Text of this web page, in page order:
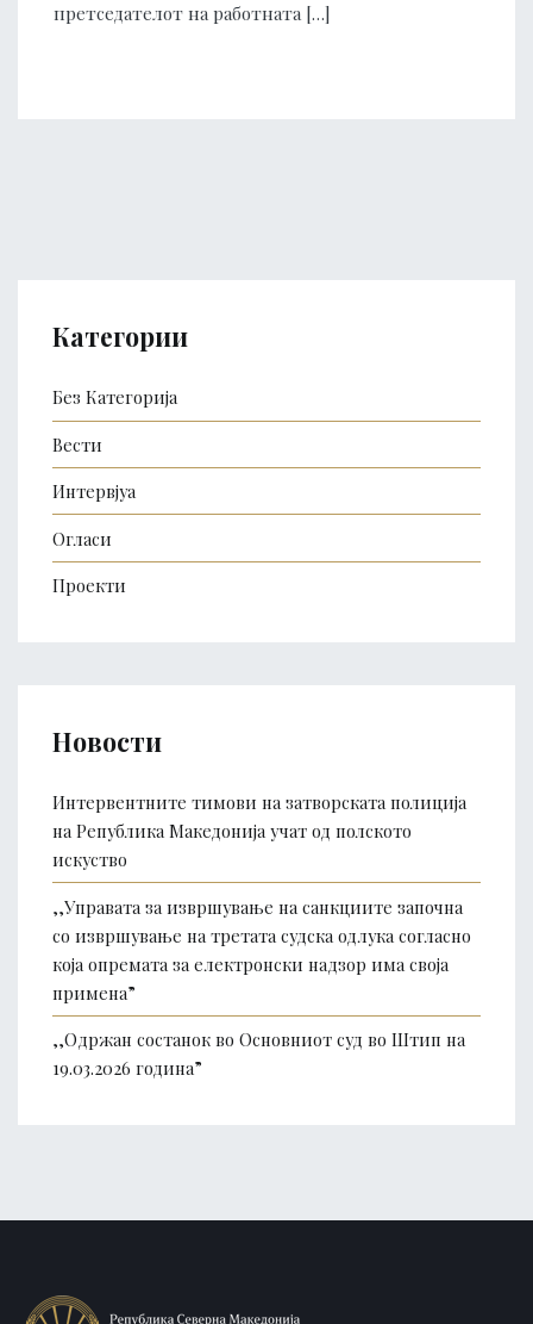
претседателот на работната […]
Категории
Без Категорија
Вести
Интервјуа
Огласи
Проекти
Новости
Интервентните тимови на затворската полиција
на Република Македонија учат од полското
искуство
,,Управата за извршување на санкциите започна
со извршување на третата судска одлука согласно
која опремата за електронски надзор има своја
примена”
,,Одржан состанок во Основниот суд во Штип на
19.03.2026 година”